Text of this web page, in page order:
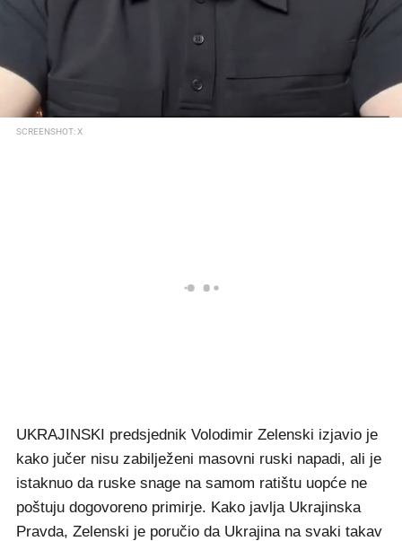
SCREENSHOT: X
UKRAJINSKI predsjednik Volodimir Zelenski izjavio je
kako jučer nisu zabilježeni masovni ruski napadi, ali je
istaknuo da ruske snage na samom ratištu uopće ne
poštuju dogovoreno primirje. Kako javlja Ukrajinska
Pravda, Zelenski je poručio da Ukrajina na svaki takav